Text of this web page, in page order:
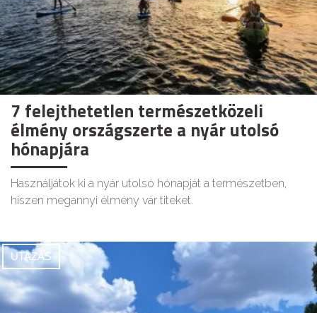
7 felejthetetlen természetközeli
élmény országszerte a nyár utolsó
hónapjára
Használjátok ki a nyár utolsó hónapját a természetben,
hiszen megannyi élmény vár titeket.
UTAZÁS